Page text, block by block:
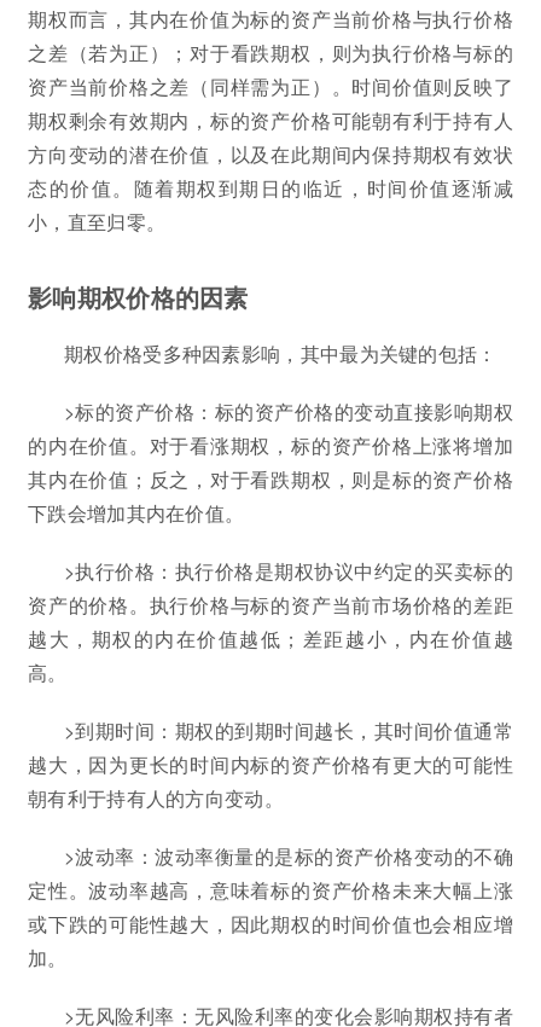
期权而言，其内在价值为标的资产当前价格与执行价格
之差（若为正）；对于看跌期权，则为执行价格与标的
资产当前价格之差（同样需为正）。时间价值则反映了
期权剩余有效期内，标的资产价格可能朝有利于持有人
方向变动的潜在价值，以及在此期间内保持期权有效状
态的价值。随着期权到期日的临近，时间价值逐渐减
小，直至归零。
影响期权价格的因素
期权价格受多种因素影响，其中最为关键的包括：
>标的资产价格：标的资产价格的变动直接影响期权
的内在价值。对于看涨期权，标的资产价格上涨将增加
其内在价值；反之，对于看跌期权，则是标的资产价格
下跌会增加其内在价值。
>执行价格：执行价格是期权协议中约定的买卖标的
资产的价格。执行价格与标的资产当前市场价格的差距
越大，期权的内在价值越低；差距越小，内在价值越
高。
>到期时间：期权的到期时间越长，其时间价值通常
越大，因为更长的时间内标的资产价格有更大的可能性
朝有利于持有人的方向变动。
>波动率：波动率衡量的是标的资产价格变动的不确
定性。波动率越高，意味着标的资产价格未来大幅上涨
或下跌的可能性越大，因此期权的时间价值也会相应增
加。
>无风险利率：无风险利率的变化会影响期权持有者